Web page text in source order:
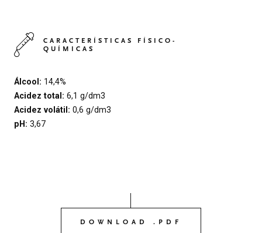
CARACTERÍSTICAS FÍSICO-
QUÍMICAS
Álcool: 14,4%
Acidez total: 6,1 g/dm3
Acidez volátil: 0,6 g/dm3
pH: 3,67
DOWNLOAD .PDF